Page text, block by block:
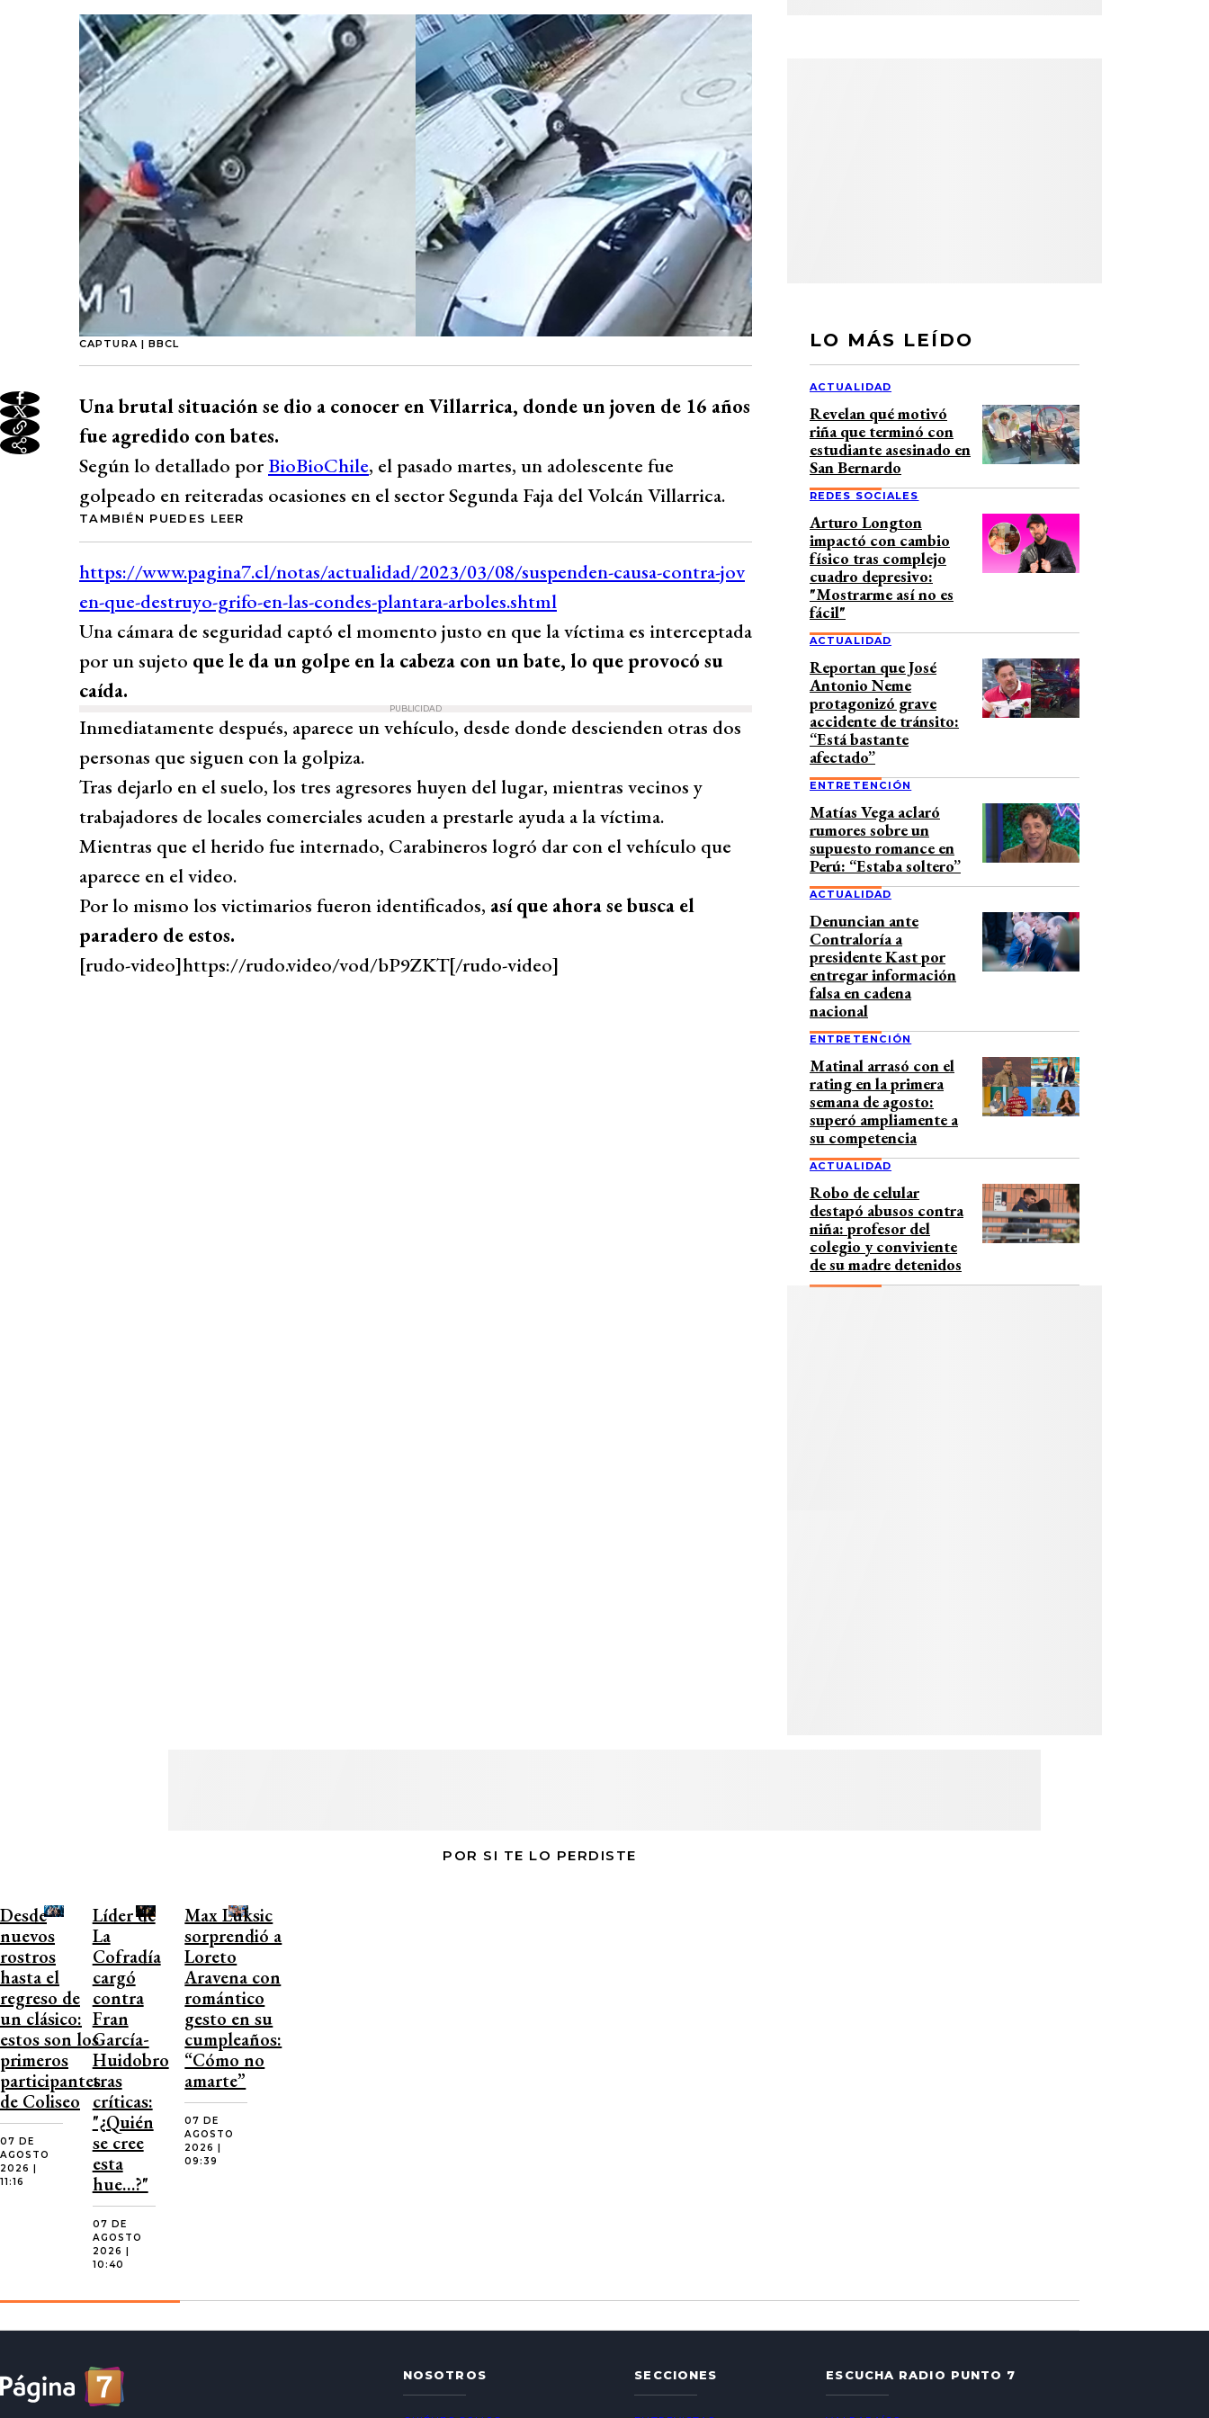
CAPTURA | BBCL
Una brutal situación se dio a conocer en Villarrica, donde un joven de 16 años
fue agredido con bates.
Según lo detallado por BioBioChile, el pasado martes, un adolescente fue
golpeado en reiteradas ocasiones en el sector Segunda Faja del Volcán Villarrica.
TAMBIÉN PUEDES LEER
Una cámara de seguridad captó el momento justo en que la víctima es interceptada
por un sujeto que le da un golpe en la cabeza con un bate, lo que provocó su
caída.
PUBLICIDAD
Inmediatamente después, aparece un vehículo, desde donde descienden otras dos
personas que siguen con la golpiza.
Tras dejarlo en el suelo, los tres agresores huyen del lugar, mientras vecinos y
trabajadores de locales comerciales acuden a prestarle ayuda a la víctima.
Mientras que el herido fue internado, Carabineros logró dar con el vehículo que
aparece en el video.
Por lo mismo los victimarios fueron identificados, así que ahora se busca el
paradero de estos.
[rudo-video]https://rudo.video/vod/bP9ZKT[/rudo-video]
LO MÁS LEÍDO
ACTUALIDAD
Revelan qué motivó
riña que terminó con
estudiante asesinado en
San Bernardo
REDES SOCIALES
Arturo Longton
impactó con cambio
físico tras complejo
cuadro depresivo:
"Mostrarme así no es
fácil"
ACTUALIDAD
Reportan que José
Antonio Neme
protagonizó grave
accidente de tránsito:
“Está bastante
afectado”
ENTRETENCIÓN
Matías Vega aclaró
rumores sobre un
supuesto romance en
Perú: “Estaba soltero”
ACTUALIDAD
Denuncian ante
Contraloría a
presidente Kast por
entregar información
falsa en cadena
nacional
ENTRETENCIÓN
Matinal arrasó con el
rating en la primera
semana de agosto:
superó ampliamente a
su competencia
ACTUALIDAD
Robo de celular
destapó abusos contra
niña: profesor del
colegio y conviviente
de su madre detenidos
POR SI TE LO PERDISTE
Desde
nuevos
rostros
hasta el
regreso de
un clásico:
estos son los
primeros
participantes
de Coliseo
07 DE
AGOSTO
2026 |
11:16
Líder de
La
Cofradía
cargó
contra
Fran
García-
Huidobro
tras
críticas:
"¿Quién
se cree
esta
hue…?"
07 DE
AGOSTO
2026 |
10:40
Max Luksic
sorprendió a
Loreto
Aravena con
romántico
gesto en su
cumpleaños:
“Cómo no
amarte”
07 DE
AGOSTO
2026 |
09:39
NOSOTROS SECCIONES ESCUCHA RADIO PUNTO 7